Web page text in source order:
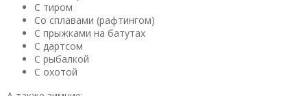
С тиром
Со сплавами (рафтингом)
С прыжками на батутах
С дартсом
С рыбалкой
С охотой